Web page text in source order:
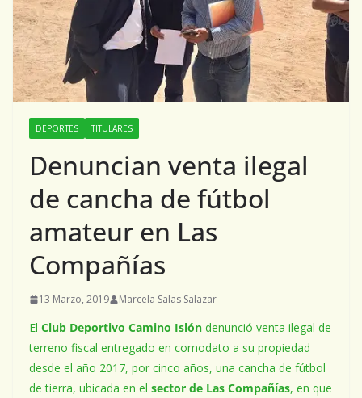
DEPORTES TITULARES
Denuncian venta ilegal
de cancha de fútbol
amateur en Las
Compañías
13 Marzo, 2019 Marcela Salas Salazar
El Club Deportivo Camino Islón denunció venta ilegal de
terreno fiscal entregado en comodato a su propiedad
desde el año 2017, por cinco años, una cancha de fútbol
de tierra, ubicada en el sector de Las Compañías, en que